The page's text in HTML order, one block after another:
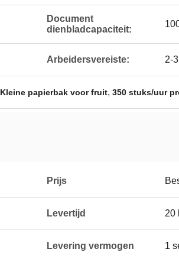
Document
dienbladcapaciteit:
Arbeidersvereiste: 2-
Kleine papierbak voor fruit, 350 stuks/uur
Prijs
Levertijd 20
Levering vermogen 1